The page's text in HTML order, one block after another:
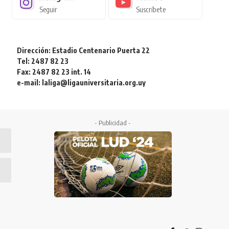
Seguir Suscríbete
Dirección: Estadio Centenario Puerta 22
Tel: 2487 82 23
Fax: 2487 82 23 int. 14
e-mail: laliga@ligauniversitaria.org.uy
- Publicidad -